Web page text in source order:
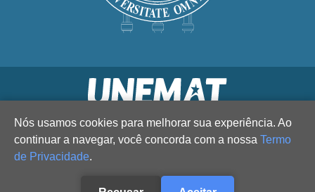
Nós usamos cookies para melhorar sua experiência. Ao
continuar a navegar, você concorda com a nossa Termo
de Privacidade.